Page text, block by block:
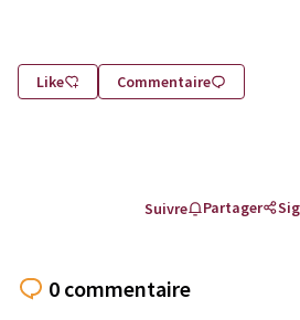
Like Commentaire
Suivre Partager
0 commentaire